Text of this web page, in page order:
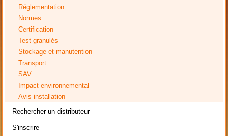
Réglementation
Normes
Certification
Test granulés
Stockage et manutention
Transport
SAV
Impact environnemental
Avis installation
Rechercher un distributeur
S'inscrire